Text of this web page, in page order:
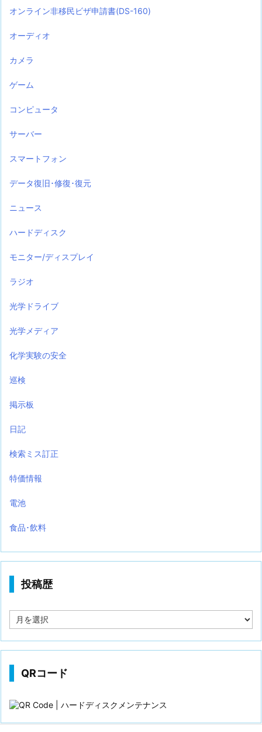
オンライン非移民ビザ申請書(DS-160)
オーディオ
カメラ
ゲーム
コンピュータ
サーバー
スマートフォン
データ復旧･修復･復元
ニュース
ハードディスク
モニター/ディスプレイ
ラジオ
光学ドライブ
光学メディア
化学実験の安全
巡検
掲示板
日記
検索ミス訂正
特価情報
電池
食品･飲料
投稿歴
稿
QRコード